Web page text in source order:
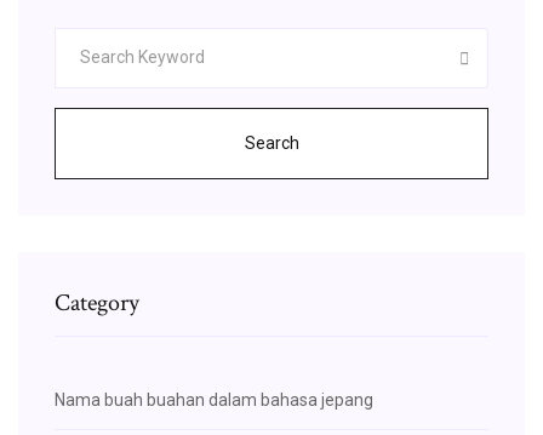
Search
Category
Nama buah buahan dalam bahasa jepang